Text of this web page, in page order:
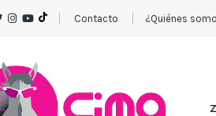
Contacto ¿Quiénes